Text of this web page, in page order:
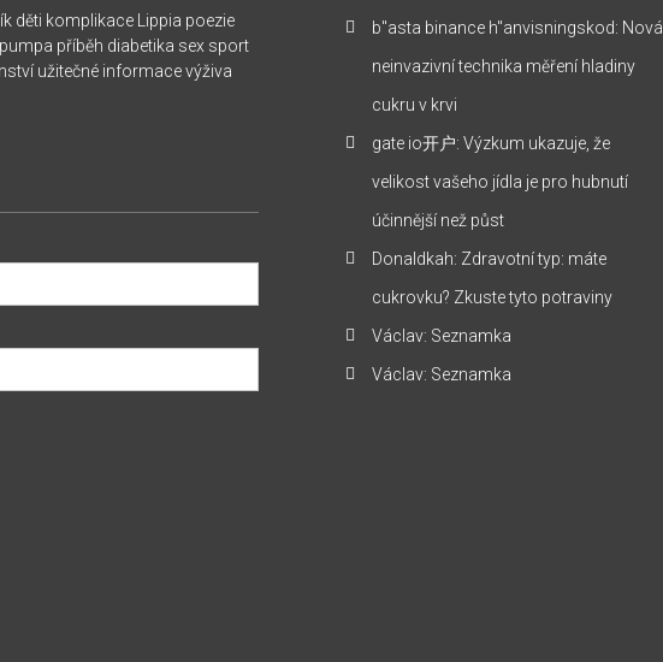
děti komplikace Lippia poezie
pumpa příběh diabetika sex sport
užitečné informace výživa
b"asta binance h"anvisningskod: Nová
neinvazivní technika měření hladiny
cukru v krvi
gate io开户:Výzkum ukazuje, že
velikost vašeho jídla je pro hubnutí
účinnější než půst
Donaldkah: Zdravotní typ: máte
cukrovku? Zkuste tyto potraviny
Václav: Seznamka
Václav: Seznamka